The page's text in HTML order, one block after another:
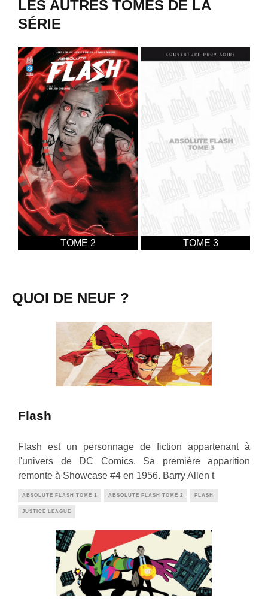
LES AUTRES TOMES DE LA
SÉRIE
TOME 2 TOME 3
QUOI DE NEUF ?
Flash
Flash est un personnage de fiction appartenant à
l'univers de DC Comics. Sa première apparition
remonte à Showcase #4 en 1956. Barry Allen t
ABSOLUTE FLASH TOME 1 ABSOLUTE FLASH TOME 2 FLASH
JUSTICE LEAGUE